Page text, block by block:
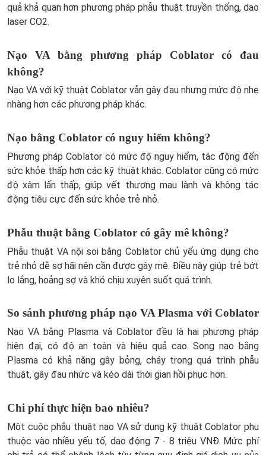
quả khả quan hơn phương pháp phẫu thuật truyền thống, dao
laser CO2.
Nạo VA bằng phương pháp Coblator có đau
không?
Nạo VA với kỹ thuật Coblator vẫn gây đau nhưng mức độ nhẹ
nhàng hơn các phương pháp khác.
Nạo bằng Coblator có nguy hiểm không?
Phương pháp Coblator có mức độ nguy hiểm, tác động đến
sức khỏe thấp hơn các kỹ thuật khác. Coblator cũng có mức
độ xâm lấn thấp, giúp vết thương mau lành và không tác
động tiêu cực đến sức khỏe trẻ nhỏ.
Phẫu thuật bằng Coblator có gây mê không?
Phẫu thuật VA nội soi bằng Coblator chủ yếu ứng dụng cho
trẻ nhỏ dễ sợ hãi nên cần được gây mê. Điều này giúp trẻ bớt
lo lắng, hoảng sợ và khó chịu xuyên suốt quá trình.
So sánh phương pháp nạo VA Plasma với Coblator
Nạo VA bằng Plasma và Coblator đều là hai phương pháp
hiện đại, có độ an toàn và hiệu quả cao. Song nạo bằng
Plasma có khả năng gây bỏng, cháy trong quá trình phẫu
thuật, gây đau nhức và kéo dài thời gian hồi phục hơn.
Chi phí thực hiện bao nhiêu?
Một cuộc phẫu thuật nạo VA sử dụng kỹ thuật Coblator phụ
thuộc vào nhiều yếu tố, dao động 7 - 8 triệu VNĐ. Mức phí